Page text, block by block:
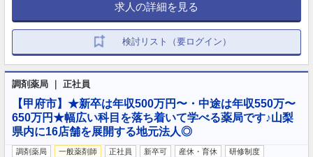
求人の詳細を見る
検討リスト（要ログイン）
調剤薬局 ｜ 正社員
【甲府市】★新卒は年収500万円〜・中途は年収550万〜
650万円★幅広い科目を落ち着いて学べる薬局です♪山梨
県内に16店舗を展開する地元法人◎
調剤薬局 一般薬剤師 正社員 新卒可 産休・育休
研修制度